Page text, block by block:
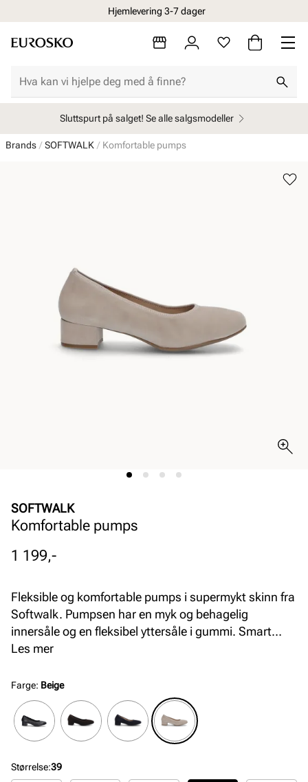
Hjemlevering 3-7 dager
Sluttspurt på salget! Se alle salgsmodeller
Brands SOFTWALK Komfortable pumps
SOFTWALK
Komfortable pumps
Pris
1 199,-
Fleksible og komfortable pumps i supermykt skinn fra
Softwalk. Pumpsen har en myk og behagelig
innersåle og en fleksibel yttersåle i gummi. Smart
elastikk rundt kanten som gir god passform.
god komfort hele dagen.
Les mer
Farge: Beige
Størrelse:39